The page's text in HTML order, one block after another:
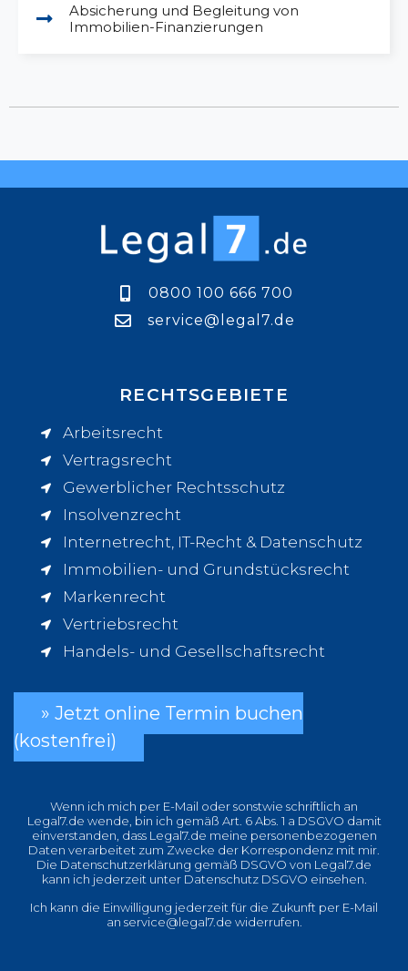
Absicherung und Begleitung von
Immobilien-Finanzierungen
0800 100 666 700
service@legal7.de
RECHTSGEBIETE
Arbeitsrecht
Vertragsrecht
Gewerblicher Rechtsschutz
Insolvenzrecht
Internetrecht, IT-Recht & Datenschutz
Immobilien- und Grundstücksrecht
Markenrecht
Vertriebsrecht
Handels- und Gesellschaftsrecht
» Jetzt online Termin buchen
(kostenfrei)
Wenn ich mich per E-Mail oder sonstwie schriftlich an
Legal7.de wende, bin ich gemäß Art. 6 Abs. 1 a DSGVO damit
einverstanden, dass Legal7.de meine personenbezogenen
Daten verarbeitet zum Zwecke der Korrespondenz mit mir.
Die Datenschutzerklärung gemäß DSGVO von Legal7.de
kann ich jederzeit unter Datenschutz DSGVO einsehen.
Ich kann die Einwilligung jederzeit für die Zukunft per E-Mail
an service@legal7.de widerrufen.